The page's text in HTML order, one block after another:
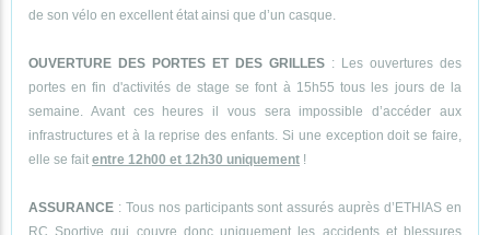
de son vélo en excellent état ainsi que d’un casque.
OUVERTURE DES PORTES ET DES GRILLES : Les ouvertures des
portes en fin d'activités de stage se font à 15h55 tous les jours de la
semaine. Avant ces heures il vous sera impossible d’accéder aux
infrastructures et à la reprise des enfants. Si une exception doit se faire,
elle se fait entre 12h00 et 12h30 uniquement !
ASSURANCE : Tous nos participants sont assurés auprès d’ETHIAS en
RC Sportive qui couvre donc uniquement les accidents et blessures